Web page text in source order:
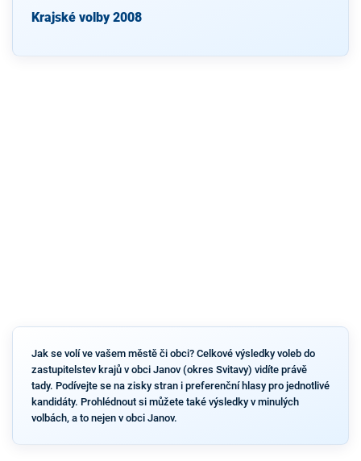
Krajské volby 2008
Jak se volí ve vašem městě či obci? Celkové výsledky voleb do
zastupitelstev krajů v obci Janov (okres Svitavy) vidíte právě
tady. Podívejte se na zisky stran i preferenční hlasy pro jednotlivé
kandidáty. Prohlédnout si můžete také výsledky v minulých
volbách, a to nejen v obci Janov.